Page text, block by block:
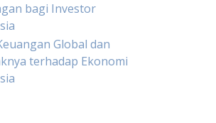
bagi Investor
Global dan
terhadap Ekonomi